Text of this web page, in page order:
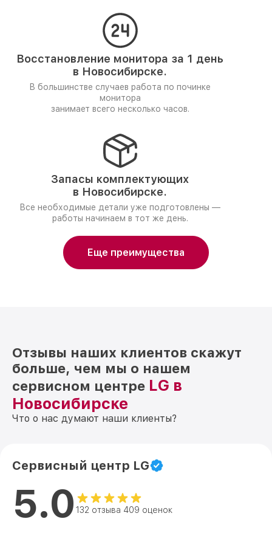
Восстановление монитора за 1 день
в Новосибирске.
В большинстве случаев работа по починке
монитора
занимает всего несколько часов.
Запасы комплектующих
в Новосибирске.
Все необходимые детали уже подготовлены —
работы начинаем в тот же день.
Еще преимущества
Отзывы наших клиентов скажут
больше, чем мы о нашем
сервисном центре LG в
Новосибирске
Что о нас думают наши клиенты?
Сервисный центр LG
5.0 132 отзыва 409 оценок